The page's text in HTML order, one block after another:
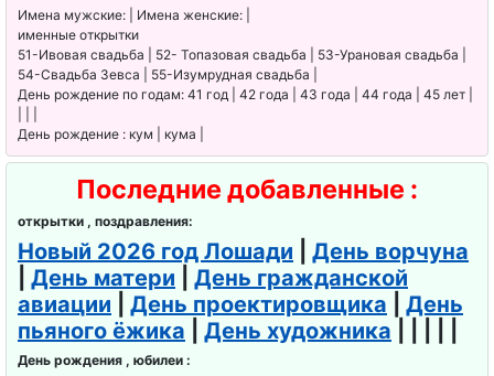
Имена мужские: | Имена женские: |
именные открытки
51-Ивовая свадьба | 52- Топазовая свадьба | 53-Урановая свадьба |
54-Свадьба Зевса | 55-Изумрудная свадьба |
День рождение по годам: 41 год | 42 года | 43 года | 44 года | 45 лет |
День рождение : кум | кума |
Последние добавленные :
открытки , поздравления:
Новый 2026 год Лошади
День ворчуна
День матери
День гражданской
авиации
День проектировщика
День
пьяного ёжика
День художника
День рождения , юбилеи :